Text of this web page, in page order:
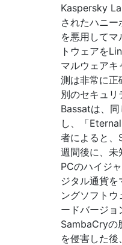
Kaspersky
されたハニ
を悪用して
トウェアを
マルウェア
測は非常に正
別のセキュ
Bassatは、
し、「
者によると、
週間後に、未
PCのハイジ
ジタル通貨
ングソフト
ードバージョ
SambaCryの
を侵害した